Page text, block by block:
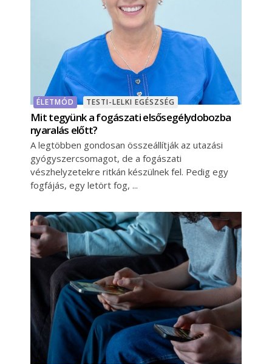
ÉLETMÓD TESTI-LELKI EGÉSZSÉG
Mit tegyünk a fogászati elsősegélydobozba
nyaralás előtt?
A legtöbben gondosan összeállítják az utazási
gyógyszercsomagot, de a fogászati
vészhelyzetekre ritkán készülnek fel. Pedig egy
fogfájás, egy letört fog,